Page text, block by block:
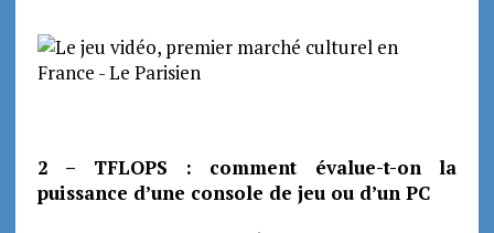
2 – TFLOPS : comment évalue-t-on la
puissance d’une console de jeu ou d’un PC